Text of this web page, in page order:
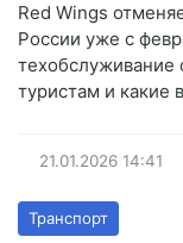
Red Wings
России уже с
техобслуживание
туристам и какие
21.01.2026 14:41
Транспорт